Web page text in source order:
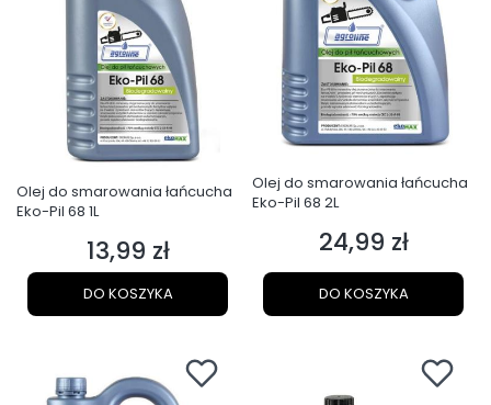
Olej do smarowania łańcucha
Eko-Pil 68 1L
Cena
13,99 zł
DO KOSZYKA
Olej do smarowania łańcucha
Eko-Pil 68 2L
Cena
24,99 zł
DO KOSZYKA